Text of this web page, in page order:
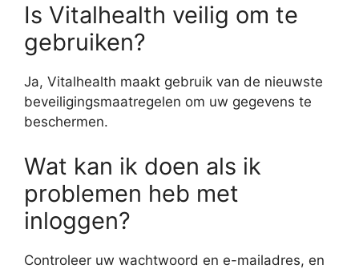
Is Vitalhealth veilig om te
gebruiken?
Ja, Vitalhealth maakt gebruik van de nieuwste
beveiligingsmaatregelen om uw gegevens te
beschermen.
Wat kan ik doen als ik
problemen heb met
inloggen?
Controleer uw wachtwoord en e-mailadres, en